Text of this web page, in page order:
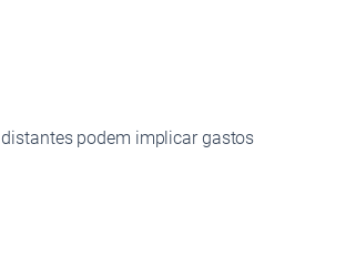
podem implicar gastos